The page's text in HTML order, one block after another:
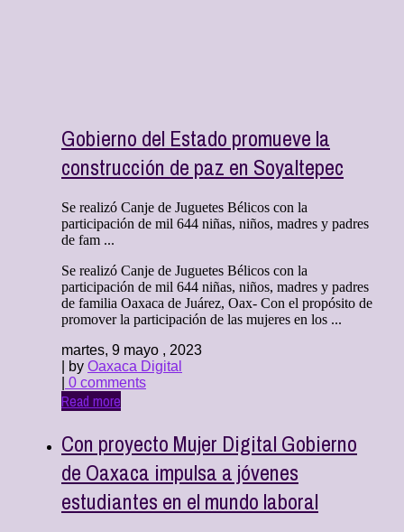
Gobierno del Estado promueve la
construcción de paz en Soyaltepec
Se realizó Canje de Juguetes Bélicos con la
participación de mil 644 niñas, niños, madres y padres
de fam ...
Se realizó Canje de Juguetes Bélicos con la
participación de mil 644 niñas, niños, madres y padres
de familia Oaxaca de Juárez, Oax- Con el propósito de
promover la participación de las mujeres en los ...
martes, 9 mayo , 2023
| by Oaxaca Digital
0 comments
Read more
Con proyecto Mujer Digital Gobierno
de Oaxaca impulsa a jóvenes
estudiantes en el mundo laboral